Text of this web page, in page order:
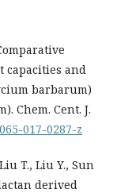
capacities and
barbarum)
Chem. Cent. J.
017-0287-z
T., Liu Y., Sun
derived